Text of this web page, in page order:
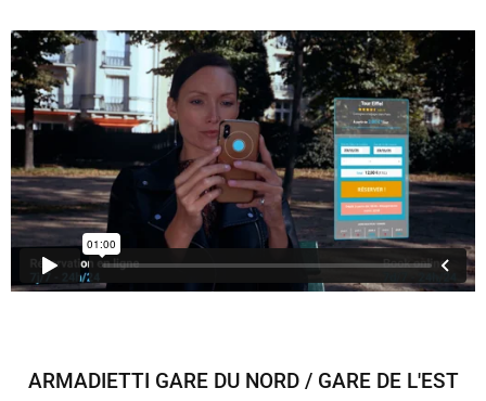
ARMADIETTI GARE DU NORD / GARE DE L'EST